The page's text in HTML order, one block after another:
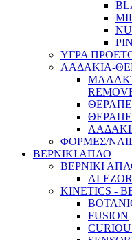
ΥΓΡΑ
ΛΑΔΑΚΙΑ-
ΦΟΡΜΕΣ/NAIL
ΒΕΡΝΙΚΙ ΑΠΛΟ
ΒΕΡΝΙΚΙ
KINETICS -
FUSION